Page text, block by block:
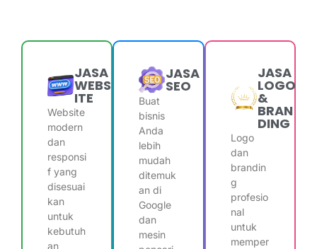
JASA
WEBS
ITE
Website
modern
dan
responsi
f yang
disesuai
kan
untuk
kebutuh
an
JASA
SEO
Buat
bisnis
Anda
lebih
mudah
ditemuk
an di
Google
dan
mesin
JASA
LOGO
&
BRAN
DING
Logo
dan
brandin
g
profesio
nal
untuk
memper